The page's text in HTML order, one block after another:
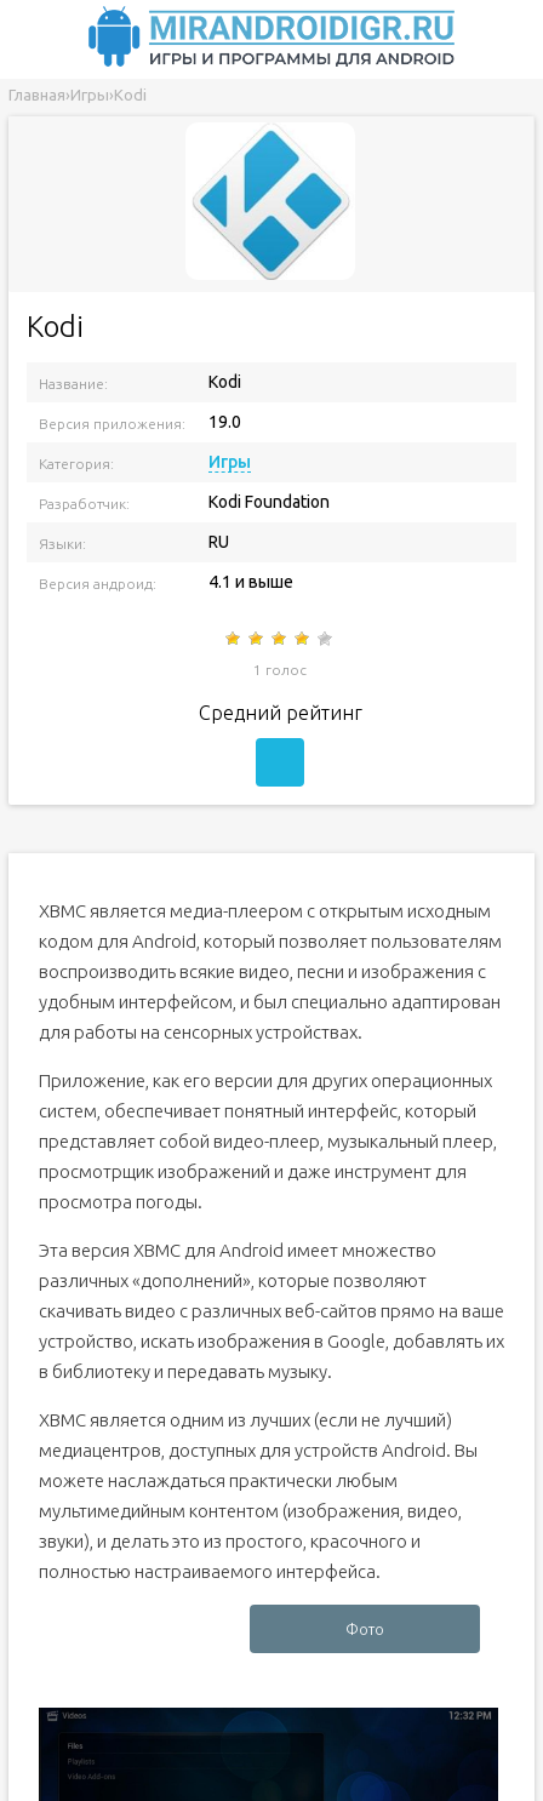
Главная›Игры›Kodi
Kodi
Название: Kodi
Версия приложения: 19.0
Категория: Игры
Разработчик: Kodi Foundation
Языки: RU
Версия андроид: 4.1 и выше
1 голос
Средний рейтинг
XBMC является медиа-плеером с открытым исходным
кодом для Android, который позволяет пользователям
воспроизводить всякие видео, песни и изображения с
удобным интерфейсом, и был специально адаптирован
для работы на сенсорных устройствах.
Приложение, как его версии для других операционных
систем, обеспечивает понятный интерфейс, который
представляет собой видео-плеер, музыкальный плеер,
просмотрщик изображений и даже инструмент для
просмотра погоды.
Эта версия XBMC для Android имеет множество
различных «дополнений», которые позволяют
скачивать видео с различных веб-сайтов прямо на ваше
устройство, искать изображения в Google, добавлять их
в библиотеку и передавать музыку.
XBMC является одним из лучших (если не лучший)
медиацентров, доступных для устройств Android. Вы
можете наслаждаться практически любым
мультимедийным контентом (изображения, видео,
звуки), и делать это из простого, красочного и
полностью настраиваемого интерфейса.
Фото